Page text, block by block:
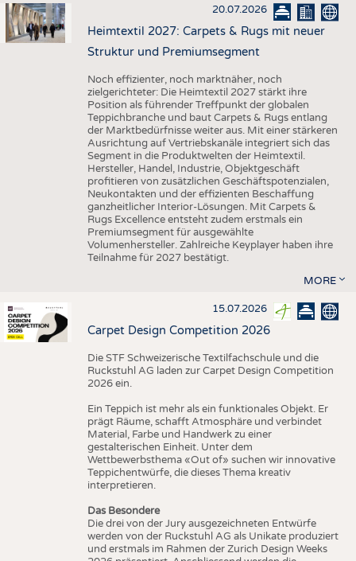
20.07.2026
Heimtextil 2027: Carpets & Rugs mit neuer
Struktur und Premiumsegment
Noch effizienter, noch marktnäher, noch
zielgerichteter: Die Heimtextil 2027 stärkt ihre
Position als führender Treffpunkt der globalen
Teppichbranche und baut Carpets & Rugs entlang
der Marktbedürfnisse weiter aus. Mit einer stärkeren
Ausrichtung auf Vertriebskanäle integriert sich das
Segment in die Produktwelten der Heimtextil.
Hersteller, Handel, Industrie, Objektgeschäft
profitieren von zusätzlichen Geschäftspotenzialen,
Neukontakten und der effizienten Beschaffung
ganzheitlicher Interior-Lösungen. Mit Carpets &
Rugs Excellence entsteht zudem erstmals ein
Premiumsegment für ausgewählte
Volumenhersteller. Zahlreiche Keyplayer haben ihre
Teilnahme für 2027 bestätigt.
MORE
15.07.2026
Carpet Design Competition 2026
Die STF Schweizerische Textilfachschule und die
Ruckstuhl AG laden zur Carpet Design Competition
2026 ein.
Ein Teppich ist mehr als ein funktionales Objekt. Er
prägt Räume, schafft Atmosphäre und verbindet
Material, Farbe und Handwerk zu einer
gestalterischen Einheit. Unter dem
Wettbewerbsthema «Out of» suchen wir innovative
Teppichentwürfe, die dieses Thema kreativ
interpretieren.
Das Besondere
Die drei von der Jury ausgezeichneten Entwürfe
werden von der Ruckstuhl AG als Unikate produziert
und erstmals im Rahmen der Zurich Design Weeks